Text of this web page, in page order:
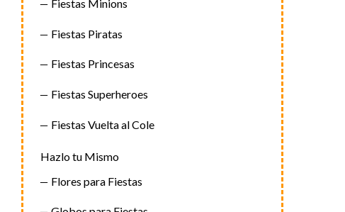
Fiestas Minions
Fiestas Piratas
Fiestas Princesas
Fiestas Superheroes
Fiestas Vuelta al Cole
Hazlo tu Mismo
Flores para Fiestas